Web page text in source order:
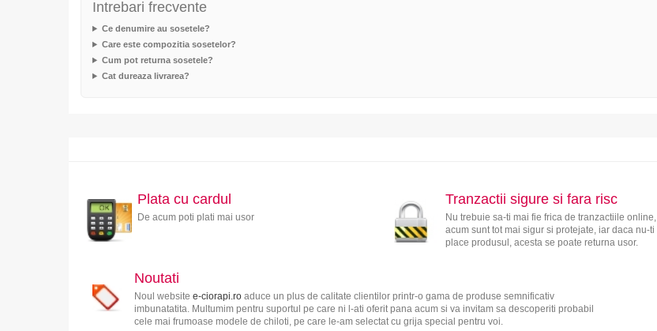
Intrebari frecvente
Ce denumire au sosetele?
Care este compozitia sosetelor?
Cum pot returna sosetele?
Cat dureaza livrarea?
Plata cu cardul
De acum poti plati mai usor
Tranzactii sigure si fara risc
Nu trebuie sa-ti mai fie frica de tranzactiile online,
acum sunt tot mai sigur si protejate, iar daca nu-ti
place produsul, acesta se poate returna usor.
Noutati
Noul website e-ciorapi.roaduce un plus de calitate clientilor printr-o gama de produse semnificativ
imbunatatita. Multumim pentru suportul pe care ni l-ati oferit pana acum si va invitam sa descoperiti probabil
cele mai frumoase modele de chiloti, pe care le-am selectat cu grija special pentru voi.